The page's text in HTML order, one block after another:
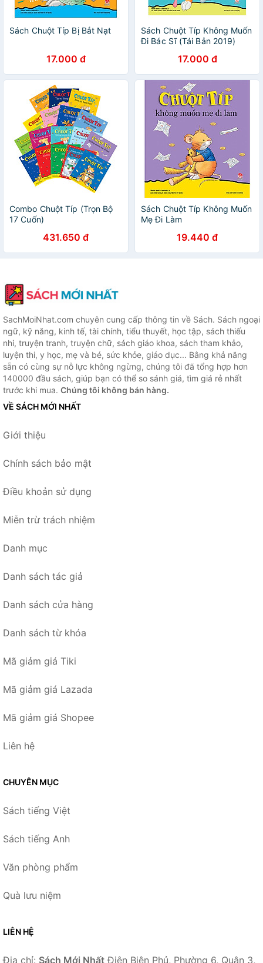
Sách Chuột Típ Bị Bắt Nạt
17.000 đ
Sách Chuột Típ Không Muốn
Đi Bác Sĩ (Tái Bản 2019)
17.000 đ
Combo Chuột Típ (Trọn Bộ
17 Cuốn)
431.650 đ
Sách Chuột Típ Không Muốn
Mẹ Đi Làm
19.440 đ
SachMoiNhat.com chuyên cung cấp thông tin về Sách. Sách ngoại
ngữ, kỹ năng, kinh tế, tài chính, tiểu thuyết, học tập, sách thiếu
nhi, truyện tranh, truyện chữ, sách giáo khoa, sách tham khảo,
luyện thi, y học, mẹ và bé, sức khỏe, giáo dục... Bằng khả năng
sẵn có cùng sự nỗ lực không ngừng, chúng tôi đã tổng hợp hơn
140000 đầu sách, giúp bạn có thể so sánh giá, tìm giá rẻ nhất
trước khi mua. Chúng tôi không bán hàng.
VỀ SÁCH MỚI NHẤT
Giới thiệu
Chính sách bảo mật
Điều khoản sử dụng
Miễn trừ trách nhiệm
Danh mục
Danh sách tác giả
Danh sách cửa hàng
Danh sách từ khóa
Mã giảm giá Tiki
Mã giảm giá Lazada
Mã giảm giá Shopee
Liên hệ
CHUYÊN MỤC
Sách tiếng Việt
Sách tiếng Anh
Văn phòng phẩm
Quà lưu niệm
LIÊN HỆ
Địa chỉ: Sách Mới Nhất Điện Biên Phủ, Phường 6, Quận 3,